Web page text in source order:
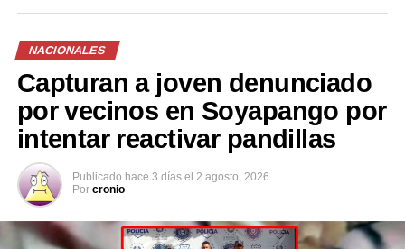
NACIONALES
Capturan a joven denunciado
por vecinos en Soyapango por
intentar reactivar pandillas
Publicado hace 3 días el 2 agosto, 2026
Por cronio